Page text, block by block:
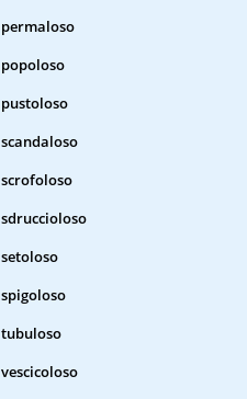
permaloso
popoloso
pustoloso
scandaloso
scrofoloso
sdruccioloso
setoloso
spigoloso
tubuloso
vescicoloso